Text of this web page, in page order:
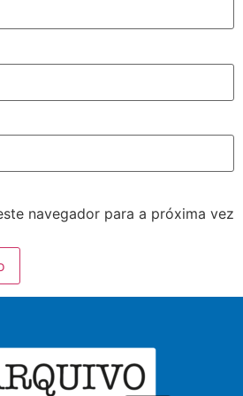
navegador para a próxima vez